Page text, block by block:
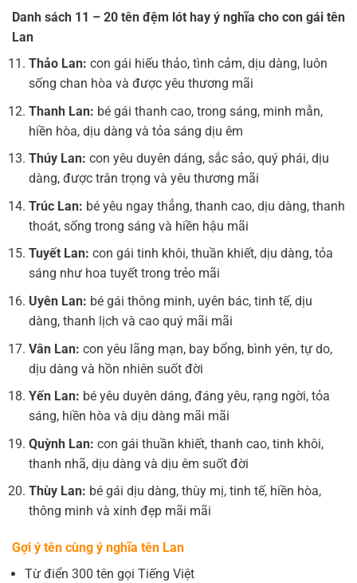
Danh sách 11 – 20 tên đệm lót hay ý nghĩa cho con gái tên
Lan
Thảo Lan: con gái hiếu thảo, tình cảm, dịu dàng, luôn
sống chan hòa và được yêu thương mãi
Thanh Lan: bé gái thanh cao, trong sáng, minh mẫn,
hiền hòa, dịu dàng và tỏa sáng dịu êm
Thúy Lan: con yêu duyên dáng, sắc sảo, quý phái, dịu
dàng, được trân trọng và yêu thương mãi
Trúc Lan: bé yêu ngay thẳng, thanh cao, dịu dàng, thanh
thoát, sống trong sáng và hiền hậu mãi
Tuyết Lan: con gái tinh khôi, thuần khiết, dịu dàng, tỏa
sáng như hoa tuyết trong trẻo mãi
Uyên Lan: bé gái thông minh, uyên bác, tinh tế, dịu
dàng, thanh lịch và cao quý mãi mãi
Vân Lan: con yêu lãng mạn, bay bổng, bình yên, tự do,
dịu dàng và hồn nhiên suốt đời
Yến Lan: bé yêu duyên dáng, đáng yêu, rạng ngời, tỏa
sáng, hiền hòa và dịu dàng mãi mãi
Quỳnh Lan: con gái thuần khiết, thanh cao, tinh khôi,
thanh nhã, dịu dàng và dịu êm suốt đời
Thùy Lan: bé gái dịu dàng, thùy mị, tinh tế, hiền hòa,
thông minh và xinh đẹp mãi mãi
Gợi ý tên cùng ý nghĩa tên Lan
Từ điển 300 tên gọi Tiếng Việt